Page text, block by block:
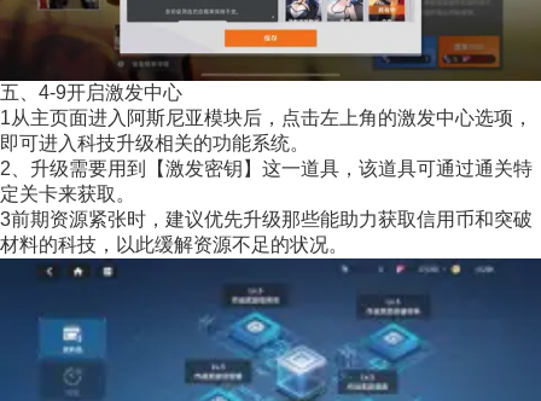
五、4-9开启激发中心
1从主页面进入阿斯尼亚模块后，点击左上角的激发中心选项，
即可进入科技升级相关的功能系统。
2、升级需要用到【激发密钥】这一道具，该道具可通过通关特
定关卡来获取。
3前期资源紧张时，建议优先升级那些能助力获取信用币和突破
材料的科技，以此缓解资源不足的状况。